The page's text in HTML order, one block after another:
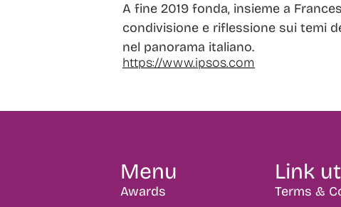
A fine 2019 fonda, insieme a
condivisione e riflessione sui temi
nel panorama italiano.
https://www.ipsos.com
Menu
Awards
Link
Terms &